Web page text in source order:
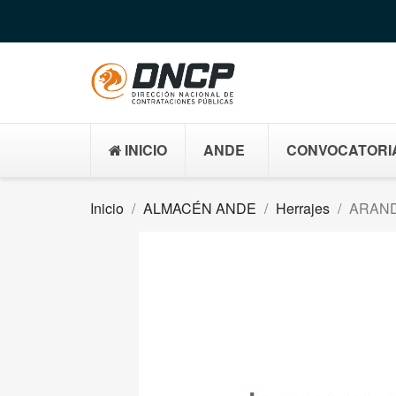
INICIO ANDE
Inicio ALMACÉN ANDE Herrajes